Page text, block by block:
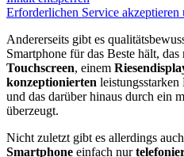
Erforderlichen Service akzeptieren
Andererseits gibt es
Smartphone für das Beste hält,
Touchscreen, einem
konzeptionierten leistungsstarken
und das darüber hinaus durch ein
überzeugt.
Nicht zuletzt gibt es allerdings
Smartphone einfach nur